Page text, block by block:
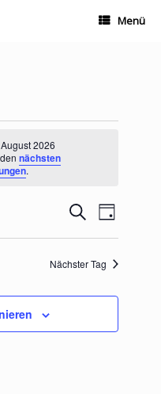
Menü
2026
dennächsten
.
Veranstaltungen
Suche
und
Navigation
Suche
Ansichten-
Navigation
Tag
Nächster Tag